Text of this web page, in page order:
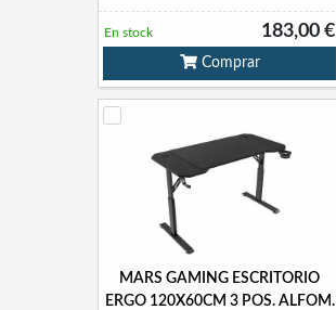
183,00 €
En stock
Comprar
MARS GAMING ESCRITORIO
ERGO 120X60CM 3 POS. ALFOM.